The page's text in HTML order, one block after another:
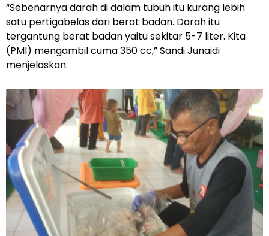
“Sebenarnya darah di dalam tubuh itu kurang lebih
satu pertigabelas dari berat badan. Darah itu
tergantung berat badan yaitu sekitar 5-7 liter. Kita
(PMI) mengambil cuma 350 cc,” Sandi Junaidi
menjelaskan.